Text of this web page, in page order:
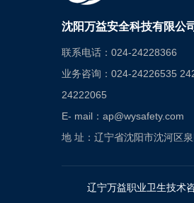
沈阳万益安全科技有限公司
联系电话：024-24228366
业务咨询：024-24226535
24222065
E- mail：ap@wysafety.com
地 址：辽宁省沈阳市沈河区
辽宁万益职业卫生技